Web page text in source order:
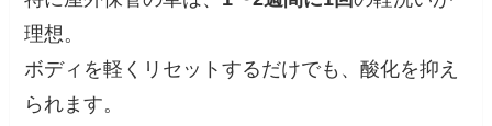
理想。
ボディを軽くリセットするだけでも、酸化を抑え
られます。